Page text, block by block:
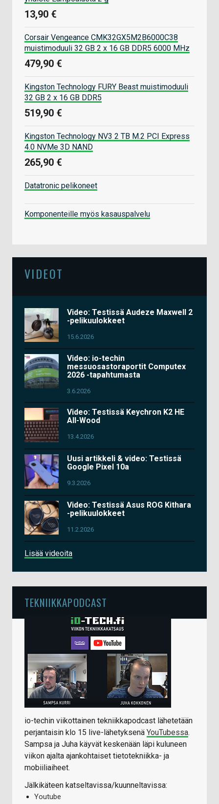
13,90 €
Corsair Vengeance CMK32GX5M2B6000C38
muistimoduuli 32 GB 2 x 16 GB DDR5 6000 MHz
479,90 €
Kingston Technology FURY Beast muistimoduuli
32 GB 2 x 16 GB DDR5
519,90 €
Kingston Technology NV3 2 TB M.2 PCI Express
4.0 NVMe 3D NAND
265,90 €
Datatronic pelikoneet
Komponenteille myös kasauspalvelu
VIDEOT
Video: Testissä Audeze Maxwell 2
-pelikuulokkeet
15.6.2026
Video: io-techin
messuosastoraportit Computex
2026 -tapahtumasta
3.6.2026
Video: Testissä Keychron K2 HE
All-Wood
13.4.2026
Uusi artikkeli & video: Testissä
Google Pixel 10a
9.3.2026
Video: Testissä Asus ROG Kithara
-pelikuulokkeet
11.2.2026
Lisää videoita
TEKNIIKKAPODCAST
io-techin viikottainen tekniikkapodcast lähetetään
perjantaisin klo 15 live-lähetyksenä YouTubessa.
Sampsa ja Juha käyvät keskenään läpi kuluneen
viikon ajalta ajankohtaiset tietotekniikka- ja
mobiiliaiheet.
Jälkikäteen katseltavissa/kuunneltavissa:
Youtube